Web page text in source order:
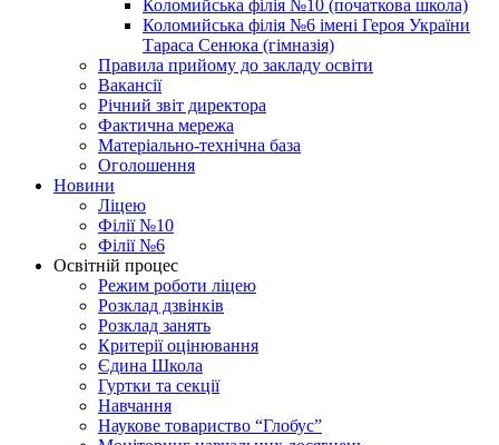
Коломийська філія №10 (початкова школа)
Коломийська філія №6 імені Героя України
Тараса Сенюка (гімназія)
Правила прийому до закладу освіти
Вакансії
Річний звіт директора
Фактична мережа
Матеріально-технічна база
Оголошення
Новини
Ліцею
Філії №10
Філії №6
Освітній процес
Режим роботи ліцею
Розклад дзвінків
Розклад занять
Критерії оцінювання
Єдина Школа
Гуртки та секції
Навчання
Наукове товариство “Глобус”